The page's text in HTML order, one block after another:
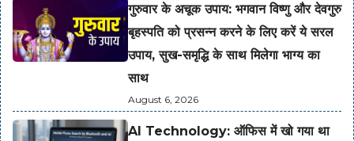
गुरुवार के अचूक उपाय: भगवान विष्णु और देवगुरु
बृहस्पति को प्रसन्न करने के लिए करें ये सरल
उपाय, सुख-समृद्धि के साथ मिलेगा भाग्य का
साथ
August 6, 2026
AI Technology: ऑफिस में खो गया था